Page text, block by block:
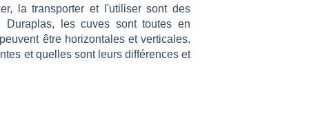
la transporter et l'utiliser sont des
Duraplas, les cuves sont toutes en
être horizontales et verticales.
et quelles sont leurs différences et